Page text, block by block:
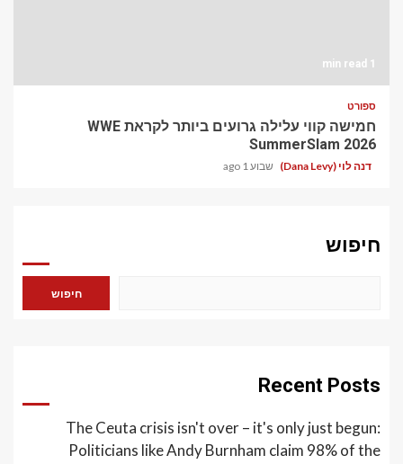
1 min read
ספורט
חמישה קווי עלילה גרועים ביותר לקראת WWE
SummerSlam 2026
דנה לוי (Dana Levy) שבוע 1 ago
חיפוש
חיפוש
Recent Posts
The Ceuta crisis isn't over – it's only just begun:
Politicians like Andy Burnham claim 98% of the